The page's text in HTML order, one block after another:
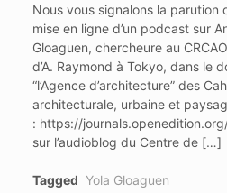
Nous vous signalons la parution
mise en ligne d’un podcast sur
Gloaguen, chercheure au
d’A. Raymond à Tokyo, dans le
“l’Agence d’architecture” des
architecturale, urbaine et
: https://
sur l’audioblog du Centre de […]
Tagged Yola Gloaguen